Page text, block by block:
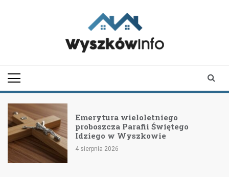
Emerytura wieloletniego
proboszcza Parafii Świętego
Idziego w Wyszkowie
4 sierpnia 2026